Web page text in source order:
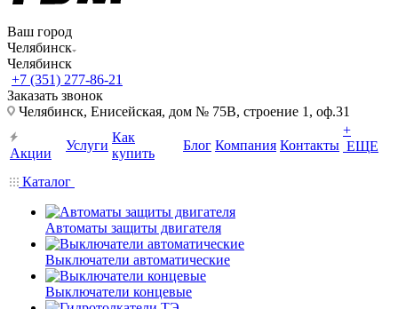
Ваш город
Челябинск
Челябинск
+7 (351) 277-86-21
Заказать звонок
Челябинск, Енисейская, дом № 75В, строение 1, оф.31
Акции
Услуги
Как
купить
Блог Компания Контакты
+
ЕЩЕ
Каталог
Автоматы защиты двигателя
Выключатели автоматические
Выключатели концевые